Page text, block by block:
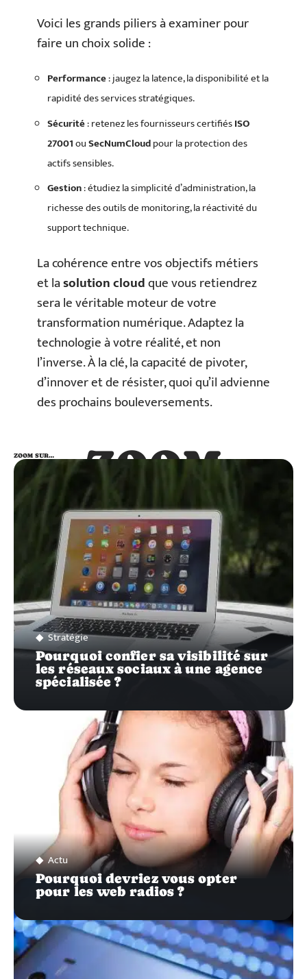
Voici les grands piliers à examiner pour
faire un choix solide :
Performance: jaugez la latence, la disponibilité et la
rapidité des services stratégiques.
Sécurité: retenez les fournisseurs certifiésISO
27001ouSecNumCloudpour la protection des
actifs sensibles.
Gestion: étudiez la simplicité d’administration, la
richesse des outils de monitoring, la réactivité du
support technique.
La cohérence entre vos objectifs métiers
et lasolution cloudque vous retiendrez
sera le véritable moteur de votre
transformation numérique. Adaptez la
technologie à votre réalité, et non
l’inverse. À la clé, la capacité de pivoter,
d’innover et de résister, quoi qu’il advienne
des prochains bouleversements.
ZOOM
SUR…
ZOOM SUR…
Stratégie
Pourquoi confier sa visibilité sur
les réseaux sociaux à une agence
spécialisée ?
Actu
Pourquoi devriez vous opter
pour les web radios ?